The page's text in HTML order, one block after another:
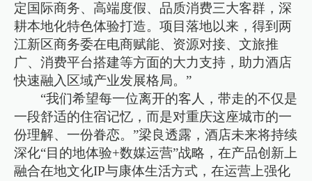
定国际商务、高端度假、品质消费三大客群，深
耕本地化特色体验打造。项目落地以来，得到两
江新区商务委在电商赋能、资源对接、文旅推
广、消费平台搭建等方面的大力支持，助力酒店
快速融入区域产业发展格局。”
“我们希望每一位离开的客人，带走的不仅是
一段舒适的住宿记忆，而是对重庆这座城市的一
份理解、一份眷恋。”梁良透露，酒店未来将持续
深化“目的地体验+数媒运营”战略，在产品创新上
融合在地文化IP与康体生活方式，在运营上强化